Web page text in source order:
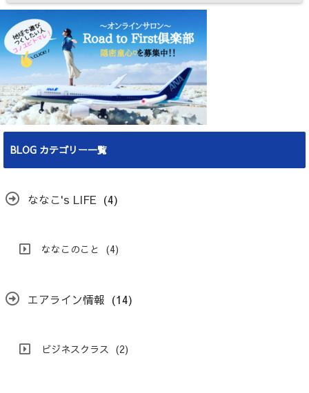
BLOG カテゴリー一覧
ななこ's LIFE (4)
ななこのこと (4)
エアライン情報 (14)
ビジネスクラス (2)